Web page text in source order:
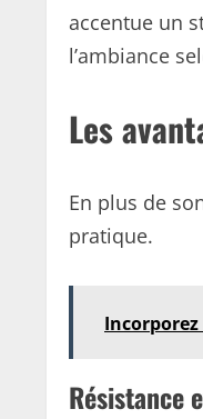
accentue un
l’ambiance
Les
En plus de
pratique.
Résistance